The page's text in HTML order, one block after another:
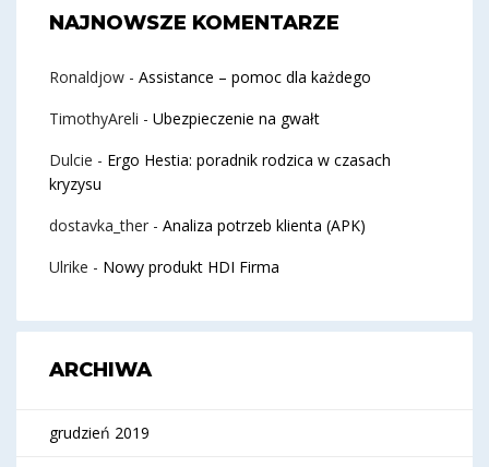
NAJNOWSZE KOMENTARZE
Ronaldjow - Assistance – pomoc dla każdego
TimothyAreli - Ubezpieczenie na gwałt
Dulcie - Ergo Hestia: poradnik rodzica w czasach
kryzysu
dostavka_ther - Analiza potrzeb klienta (APK)
Ulrike - Nowy produkt HDI Firma
ARCHIWA
grudzień 2019